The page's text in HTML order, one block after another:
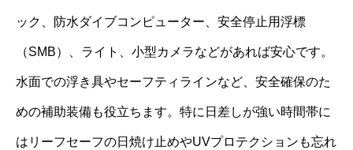
ック、防水ダイブコンピューター、安全停止用浮標
（SMB）、ライト、小型カメラなどがあれば安心です。
水面での浮き具やセーフティラインなど、安全確保のた
めの補助装備も役立ちます。特に日差しが強い時間帯に
はリーフセーフの日焼け止めやUVプロテクションも忘れ